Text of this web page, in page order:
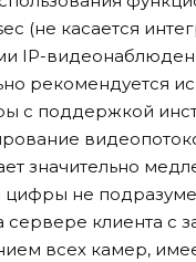
(не касается
IP-
рекомендуется
с поддержкой
значительно
цифры не
сервере клиента с
всех камер,